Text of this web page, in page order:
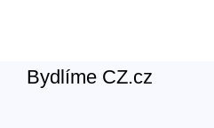
Bydlíme CZ.cz